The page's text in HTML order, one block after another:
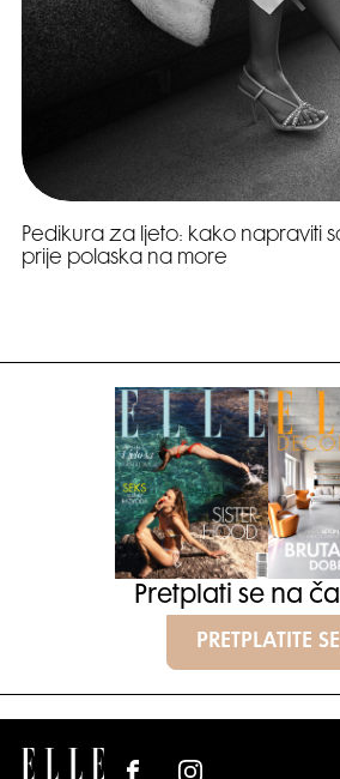
Pedikura za ljeto: kako napraviti
prije polaska na more
Pretplati se na
PRETPLATITE SE